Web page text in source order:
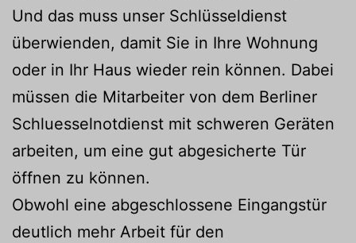
Und das muss unser Schlüsseldienst
überwienden, damit Sie in Ihre Wohnung
oder in Ihr Haus wieder rein können. Dabei
müssen die Mitarbeiter von dem Berliner
Schluesselnotdienst mit schweren Geräten
arbeiten, um eine gut abgesicherte Tür
öffnen zu können.
Obwohl eine abgeschlossene Eingangstür
deutlich mehr Arbeit für den